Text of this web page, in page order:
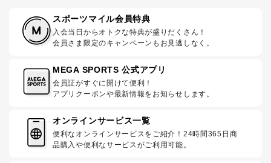
スポーツマイル会員特典
入会当日からオトクな特典が盛りだくさん！
会員さま限定のキャンペーンもお見逃しなく。
MEGA SPORTS 公式アプリ
会員証がすぐに開けて便利！
アプリクーポンや最新情報をお知らせします。
オンラインサービス一覧
便利なオンラインサービスをご紹介！24時間365日商
品購入や便利なサービスがご利用可能。